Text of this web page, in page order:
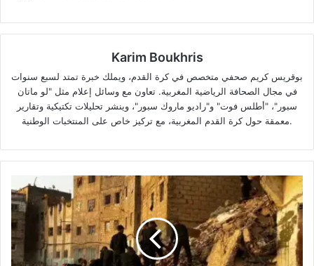
Karim Boukhris
بوقريس كريم صحفي متخصص في كرة القدم، ويملك خبرة تمتد لسبع سنوات
في مجال الصحافة الرياضية المغربية. تعاون مع وسائل إعلام مثل "لو ماتان
سبور"، "أطلس فوت" و"راديو ماروك سبور"، وينشر تحليلات تكتيكية وتقارير
معمقة حول كرة القدم المغربية، مع تركيز خاص على المنتخبات الوطنية.
immeuble
de
six
étages
s'effondre